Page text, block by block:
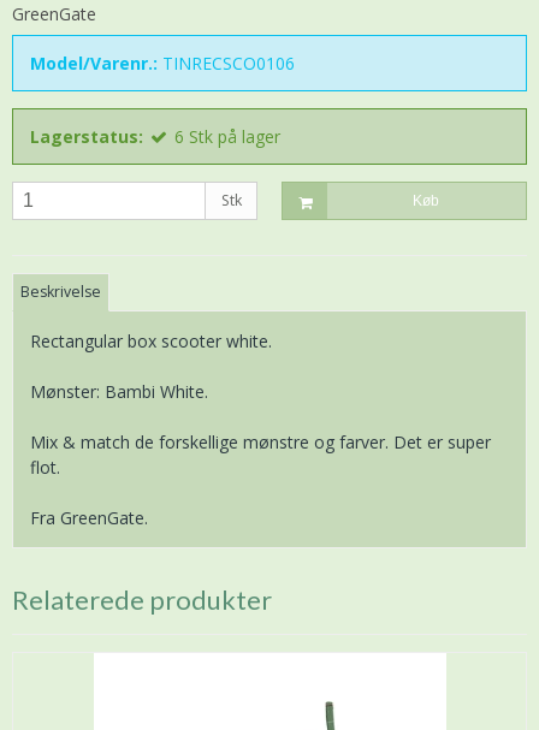
GreenGate
Model/Varenr.: TINRECSCO0106
Lagerstatus: 6 Stk på lager
Stk Køb
Beskrivelse
Rectangular box scooter white.
Mønster: Bambi White.
Mix & match de forskellige mønstre og farver. Det er super
flot.
Fra GreenGate.
Relaterede produkter